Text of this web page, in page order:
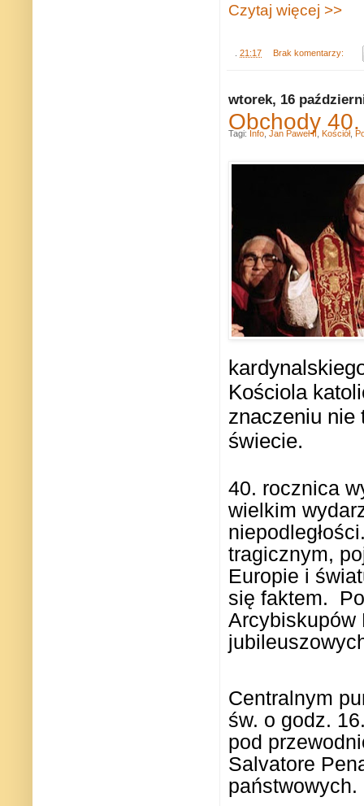
Czytaj więcej >>
21:17 Brak komentarzy:
wtorek, 16
Obchody
Kościola
znaczeniu nie
świecie.
40. rocznica
wielkim
tragicznym,
Europie i
się faktem.
Arcybiskupów
Centralnym
św. o godz.
pod
Salvatore
państwowych.
Tagi: Info Jan Paweł II Kościół,